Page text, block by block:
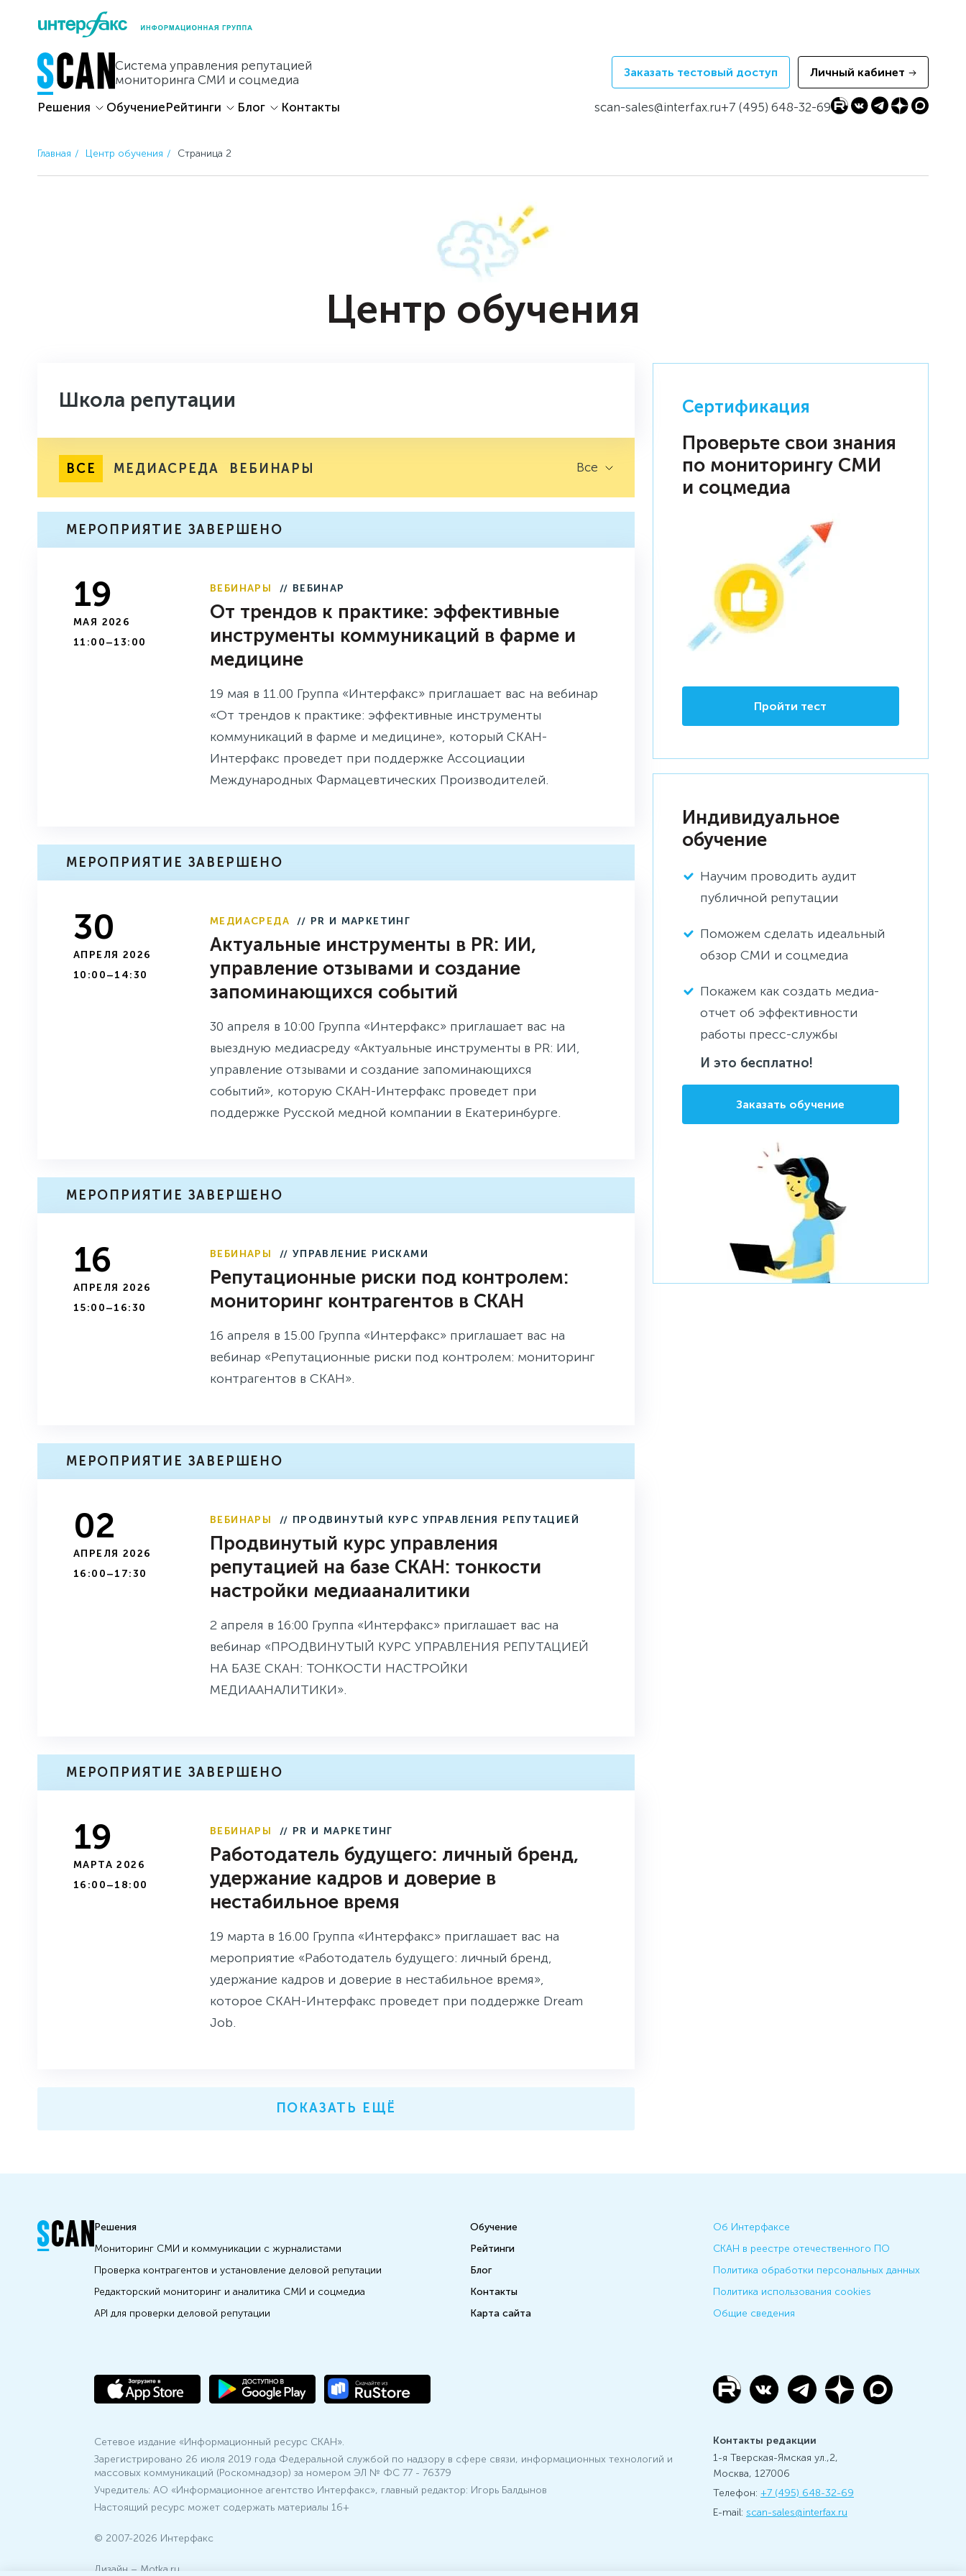
content
Система управления репутацией
мониторинга СМИ и соцмедиа
Заказать тестовый доступ Личный кабинет
Решения ОбучениеРейтинги Блог Контакты scan-sales@interfax.ru+7 (495) 648-32-69
Главная Центр обучения Страница 2
Центр обучения
Школа репутации
ВСЕ МЕДИАСРЕДА ВЕБИНАРЫ Все
МЕРОПРИЯТИЕ ЗАВЕРШЕНО
19
МАЯ 2026
11:00–13:00
ВЕБИНАРЫ // ВЕБИНАР
От трендов к практике: эффективные
инструменты коммуникаций в фарме и
медицине
19 мая в 11.00 Группа «Интерфакс» приглашает вас на вебинар
«От трендов к практике: эффективные инструменты
коммуникаций в фарме и медицине», который СКАН-
Интерфакс проведет при поддержке Ассоциации
Международных Фармацевтических Производителей.
МЕРОПРИЯТИЕ ЗАВЕРШЕНО
30
АПРЕЛЯ 2026
10:00–14:30
МЕДИАСРЕДА // PR И МАРКЕТИНГ
Актуальные инструменты в PR: ИИ,
управление отзывами и создание
запоминающихся событий
30 апреля в 10:00 Группа «Интерфакс» приглашает вас на
выездную медиасреду «Актуальные инструменты в PR: ИИ,
управление отзывами и создание запоминающихся
событий», которую СКАН-Интерфакс проведет при
поддержке Русской медной компании в Екатеринбурге.
МЕРОПРИЯТИЕ ЗАВЕРШЕНО
16
АПРЕЛЯ 2026
15:00–16:30
ВЕБИНАРЫ // УПРАВЛЕНИЕ РИСКАМИ
Репутационные риски под контролем:
мониторинг контрагентов в СКАН
16 апреля в 15.00 Группа «Интерфакс» приглашает вас на
вебинар «Репутационные риски под контролем: мониторинг
контрагентов в СКАН».
МЕРОПРИЯТИЕ ЗАВЕРШЕНО
02
АПРЕЛЯ 2026
16:00–17:30
ВЕБИНАРЫ // ПРОДВИНУТЫЙ КУРС УПРАВЛЕНИЯ РЕПУТАЦИЕЙ
Продвинутый курс управления
репутацией на базе СКАН: тонкости
настройки медиааналитики
2 апреля в 16:00 Группа «Интерфакс» приглашает вас на
вебинар «ПРОДВИНУТЫЙ КУРС УПРАВЛЕНИЯ РЕПУТАЦИЕЙ
НА БАЗЕ СКАН: ТОНКОСТИ НАСТРОЙКИ
МЕДИААНАЛИТИКИ».
МЕРОПРИЯТИЕ ЗАВЕРШЕНО
19
МАРТА 2026
16:00–18:00
ВЕБИНАРЫ // PR И МАРКЕТИНГ
Работодатель будущего: личный бренд,
удержание кадров и доверие в
нестабильное время
19 марта в 16.00 Группа «Интерфакс» приглашает вас на
мероприятие «Работодатель будущего: личный бренд,
удержание кадров и доверие в нестабильное время»,
которое СКАН-Интерфакс проведет при поддержке Dream
Job.
ПОКАЗАТЬ ЕЩЁ
Сертификация
Проверьте свои знания
по мониторингу СМИ
и соцмедиа
Пройти тест
Индивидуальное
обучение
Научим проводить аудит
публичной репутации
Поможем сделать идеальный
обзор СМИ и соцмедиа
Покажем как создать медиа-
отчет об эффективности
работы пресс-службы
И это бесплатно!
Заказать обучение
Решения
Мониторинг СМИ и коммуникации с журналистами
Проверка контрагентов и установление деловой репутации
Редакторский мониторинг и аналитика СМИ и соцмедиа
API для проверки деловой репутации
Обучение
Рейтинги
Блог
Контакты
Карта сайта
Об Интерфаксе
СКАН в реестре отечественного ПО
Политика обработки персональных данных
Политика использования cookies
Общие сведения
Сетевое издание «Информационный ресурс СКАН».
Зарегистрировано 26 июля 2019 года Федеральной службой по надзору в сфере связи, информационных технологий и
массовых коммуникаций (Роскомнадзор) за номером ЭЛ № ФС 77 - 76379
Учредитель: АО «Информационное агентство Интерфакс», главный редактор: Игорь Балдынов
Настоящий ресурс может содержать материалы 16+
© 2007-2026 Интерфакс
Дизайн – Motka.ru
Контакты редакции
1-я Тверская-Ямская ул.,2,
Москва, 127006
Телефон: +7 (495) 648-32-69
E-mail: scan-sales@interfax.ru